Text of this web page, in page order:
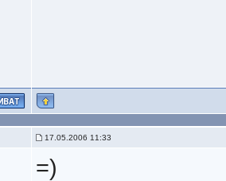
17.05.2006 11:33
=)